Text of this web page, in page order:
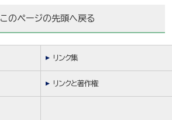
このページの先頭へ戻る
リンク集
リンクと著作権